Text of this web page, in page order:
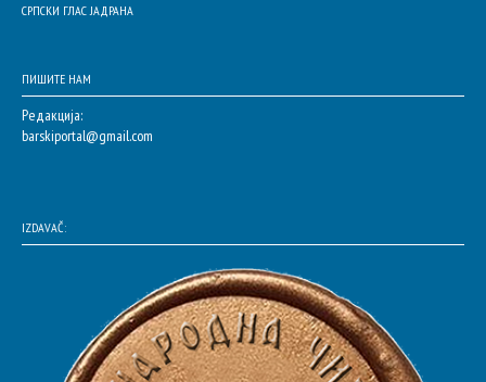
СРПСКИ ГЛАС ЈАДРАНА
ПИШИТЕ НАМ
Редакција:
barskiportal@gmail.com
IZDAVAČ: